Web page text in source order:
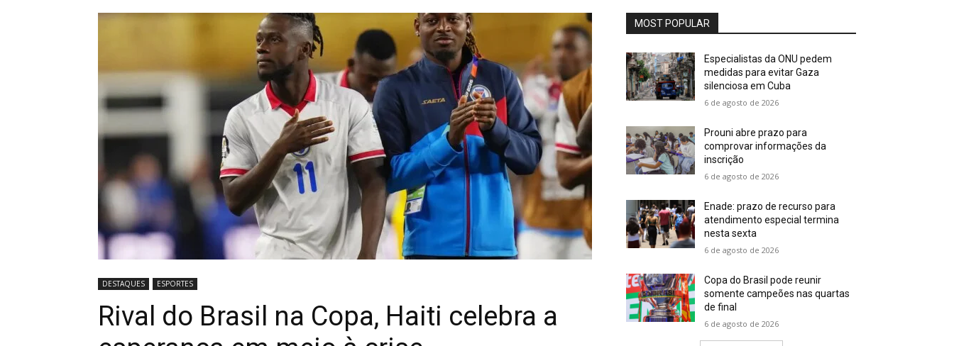
DESTAQUES ESPORTES
Rival do Brasil na Copa, Haiti celebra a
MOST POPULAR
Especialistas da ONU pedem
medidas para evitar Gaza
silenciosa em Cuba
6 de agosto de 2026
Prouni abre prazo para
comprovar informações da
inscrição
6 de agosto de 2026
Enade: prazo de recurso para
atendimento especial termina
nesta sexta
6 de agosto de 2026
Copa do Brasil pode reunir
somente campeões nas quartas
de final
6 de agosto de 2026